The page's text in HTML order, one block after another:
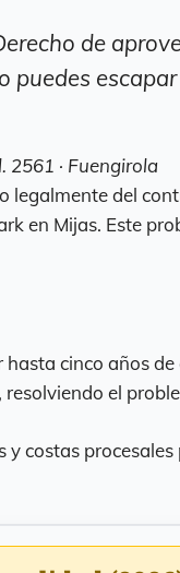
de
puedes
2561 · Fuengirola
legalmente del
en Mijas. Este
hasta cinco años
el
y costas